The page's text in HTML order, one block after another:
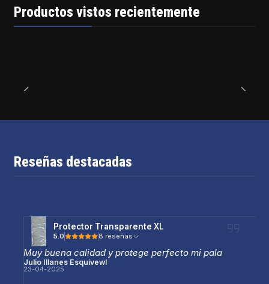
Productos vistos recientemente
Reseñas destacadas
Protector Transparente XL
5.0 8 reseñas
Muy buena calidad y protege perfecto mi pala
Julio Illanes Esquivewl
23-04-2025